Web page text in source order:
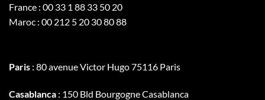
France : 00 33 1 88 33 50 20
Maroc : 00 212 5 20 30 80 88
Paris : 80 avenue Victor Hugo 75116 Paris
Casablanca : 150 Bld Bourgogne Casablanca